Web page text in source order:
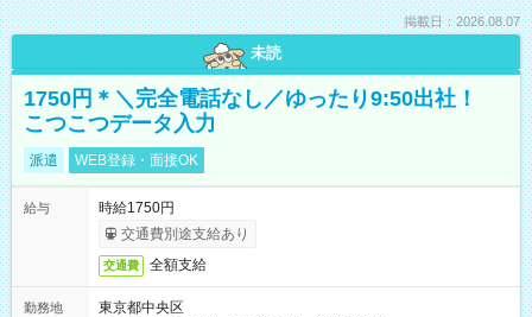
掲載日：2026.08.07
未読
1750円＊＼完全電話なし／ゆったり9:50出社！
こつこつデータ入力
派遣 WEB登録・面接OK
給与
時給1750円
交通費別途支給あり
交通費 全額支給
勤務地
東京都中央区